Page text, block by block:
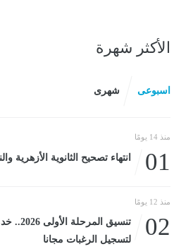
الأكثر شهرة
اسبوعى شهرى
منذ 14 يومًا
01 انتهاء تصحيح الثانوية الأزهرية
منذ 12 يومًا
02
تنسيق
لتسجيل الرغبات مجانا